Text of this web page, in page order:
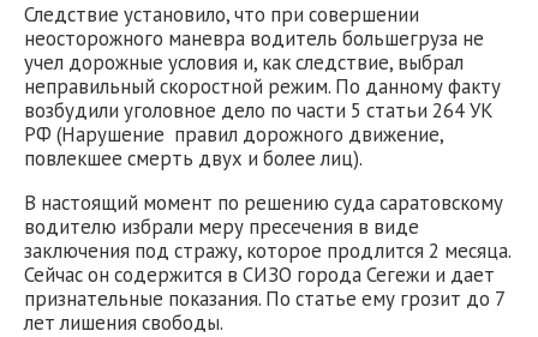
Следствие установило, что при совершении
неосторожного маневра водитель большегруза не
учел дорожные условия и, как следствие, выбрал
неправильный скоростной режим. По данному факту
возбудили уголовное дело по части 5 статьи 264 УК
РФ (Нарушение правил дорожного движение,
повлекшее смерть двух и более лиц).
В настоящий момент по решению суда саратовскому
водителю избрали меру пресечения в виде
заключения под стражу, которое продлится 2 месяца.
Сейчас он содержится в СИЗО города Сегежи и дает
признательные показания. По статье ему грозит до 7
лет лишения свободы.